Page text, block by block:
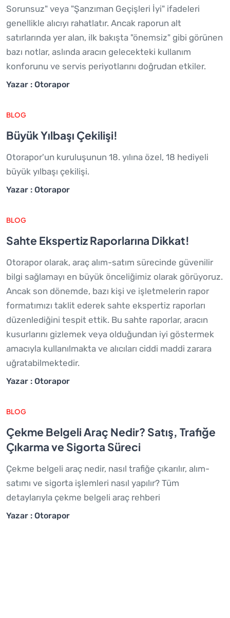
Sorunsuz" veya "Şanzıman Geçişleri İyi" ifadeleri
genellikle alıcıyı rahatlatır. Ancak raporun alt
satırlarında yer alan, ilk bakışta "önemsiz" gibi görünen
bazı notlar, aslında aracın gelecekteki kullanım
konforunu ve servis periyotlarını doğrudan etkiler.
Yazar : Otorapor
BLOG
Büyük Yılbaşı Çekilişi!
Otorapor'un kuruluşunun 18. yılına özel, 18 hediyeli
büyük yılbaşı çekilişi.
Yazar : Otorapor
BLOG
Sahte Ekspertiz Raporlarına Dikkat!
Otorapor olarak, araç alım-satım sürecinde güvenilir
bilgi sağlamayı en büyük önceliğimiz olarak görüyoruz.
Ancak son dönemde, bazı kişi ve işletmelerin rapor
formatımızı taklit ederek sahte ekspertiz raporları
düzenlediğini tespit ettik. Bu sahte raporlar, aracın
kusurlarını gizlemek veya olduğundan iyi göstermek
amacıyla kullanılmakta ve alıcıları ciddi maddi zarara
uğratabilmektedir.
Yazar : Otorapor
BLOG
Çekme Belgeli Araç Nedir? Satış, Trafiğe
Çıkarma ve Sigorta Süreci
Çekme belgeli araç nedir, nasıl trafiğe çıkarılır, alım-
satımı ve sigorta işlemleri nasıl yapılır? Tüm
detaylarıyla çekme belgeli araç rehberi
Yazar : Otorapor